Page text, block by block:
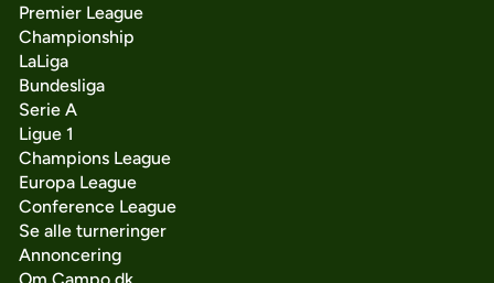
Premier League
Championship
LaLiga
Bundesliga
Serie A
Ligue 1
Champions League
Europa League
Conference League
Se alle turneringer
Annoncering